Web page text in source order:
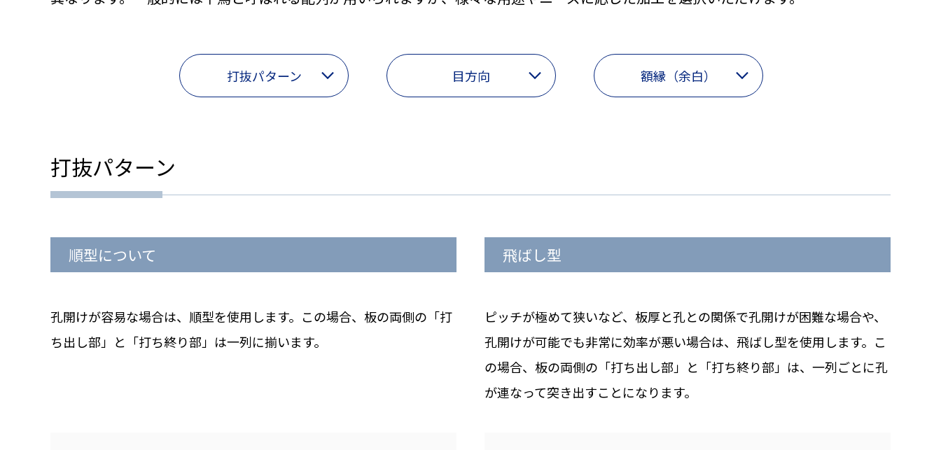
打抜パターン 目方向 額縁（余白）
打抜パターン
順型について
孔開けが容易な場合は、順型を使用します。この場合、板の両側の「打
ち出し部」と「打ち終り部」は一列に揃います。
飛ばし型
ピッチが極めて狭いなど、板厚と孔との関係で孔開けが困難な場合や、
孔開けが可能でも非常に効率が悪い場合は、飛ばし型を使用します。こ
の場合、板の両側の「打ち出し部」と「打ち終り部」は、一列ごとに孔
が連なって突き出すことになります。